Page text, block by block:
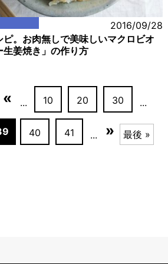
2016/09/28
。お肉無しで美味しいマクロビオ
生姜焼き」の作り方
« ... 10 20 30 ...
40 41 ... » 最後 »